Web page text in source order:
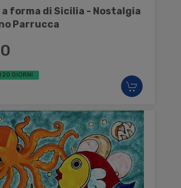
forma di Sicilia - Nostalgia
Parrucca
20 GIORNI